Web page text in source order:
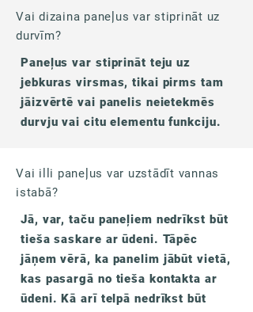
Vai dizaina paneļus var stiprināt uz
durvīm?
Paneļus var stiprināt teju uz
jebkuras virsmas, tikai pirms tam
jāizvērtē vai panelis neietekmēs
durvju vai citu elementu funkciju.
Vai illi paneļus var uzstādīt vannas
istabā?
Jā, var, taču paneļiem nedrīkst būt
tieša saskare ar ūdeni. Tāpēc
jāņem vērā, ka panelim jābūt vietā,
kas pasargā no tieša kontakta ar
ūdeni. Kā arī telpā nedrīkst būt